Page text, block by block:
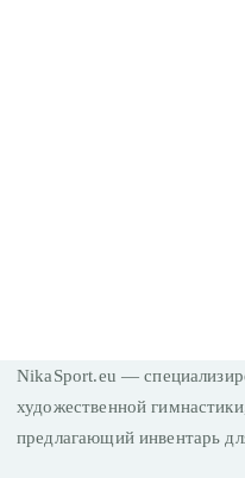
NikaSport.eu —
художественной
предлагающий инвентарь